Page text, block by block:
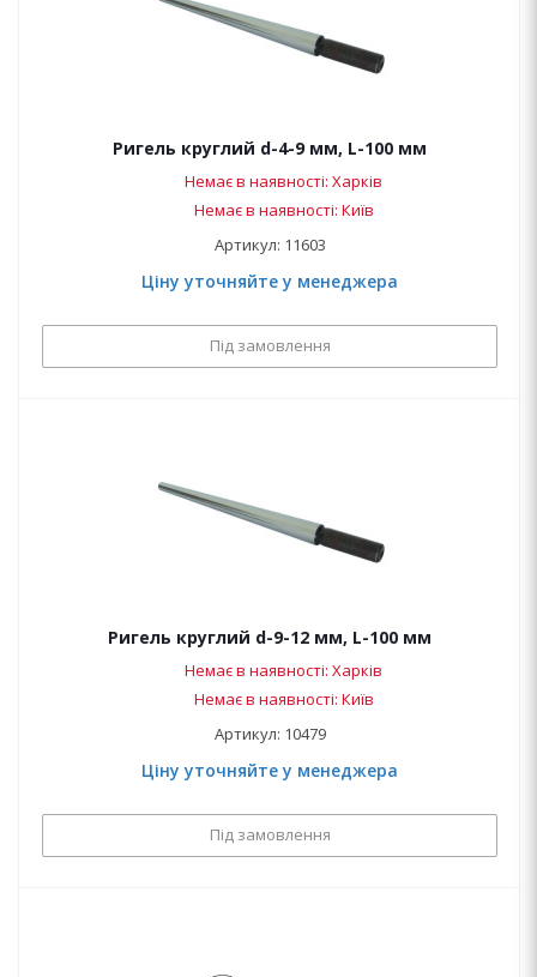
Ригель круглий d-4-9 мм, L-100 мм
Немає в наявності: Харків
Немає в наявності: Київ
Артикул: 11603
Ціну уточняйте у менеджера
Під замовлення
Ригель круглий d-9-12 мм, L-100 мм
Немає в наявності: Харків
Немає в наявності: Київ
Артикул: 10479
Ціну уточняйте у менеджера
Під замовлення